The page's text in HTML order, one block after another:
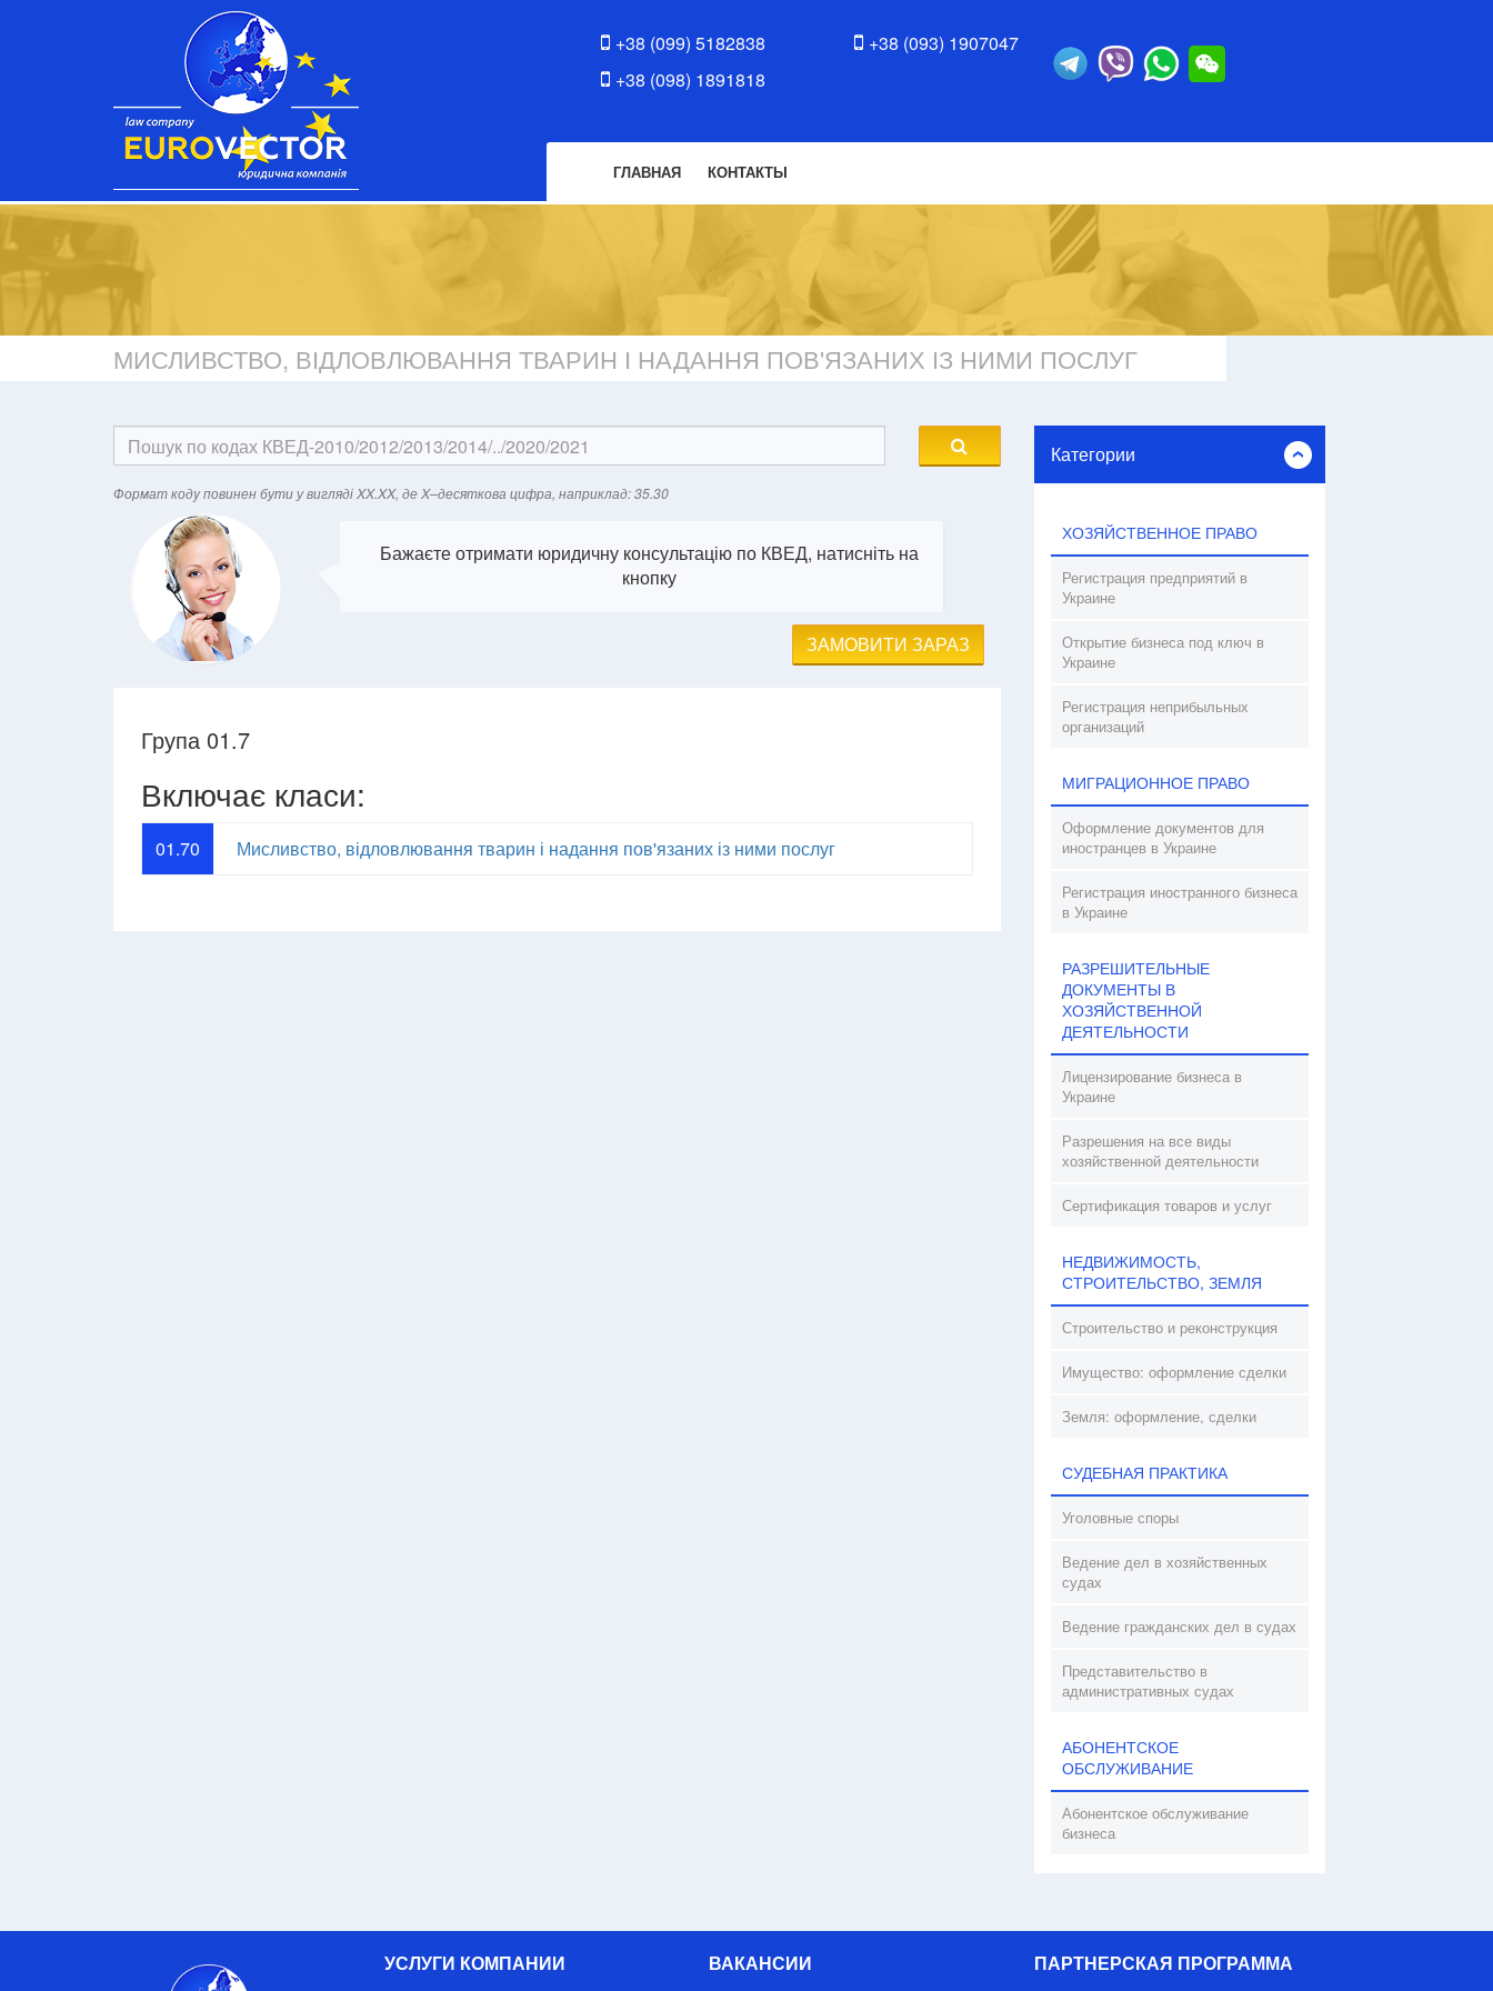
+38 (099) 5182838
+38 (098) 1891818
+38 (093) 1907047
ГЛАВНАЯ КОНТАКТЫ
МИСЛИВСТВО, ВІДЛОВЛЮВАННЯ ТВАРИН І НАДАННЯ ПОВ'ЯЗАНИХ ІЗ НИМИ ПОСЛУГ
Формат кодy повинен бути у вигляді XX.XX, де X–десяткова цифра, наприклад: 35.30
Бажаєте отримати юридичну консультацію по КВЕД, натисніть на
кнопку
ЗАМОВИТИ ЗАРАЗ
Група 01.7
Включає класи:
01.70 Мисливство, відловлювання тварин і надання пов'язаних із ними послуг
Категории
ХОЗЯЙСТВЕННОЕ ПРАВО
Регистрация предприятий в
Украине
Открытие бизнеса под ключ в
Украине
Регистрация неприбыльных
организаций
МИГРАЦИОННОЕ ПРАВО
Оформление документов для
иностранцев в Украине
Регистрация иностранного бизнеса
в Украине
РАЗРЕШИТЕЛЬНЫЕ
ДОКУМЕНТЫ В
ХОЗЯЙСТВЕННОЙ
ДЕЯТЕЛЬНОСТИ
Лицензирование бизнеса в
Украине
Разрешения на все виды
хозяйственной деятельности
Сертификация товаров и услуг
НЕДВИЖИМОСТЬ,
СТРОИТЕЛЬСТВО, ЗЕМЛЯ
Строительство и реконструкция
Имущество: оформление сделки
Земля: оформление, сделки
СУДЕБНАЯ ПРАКТИКА
Уголовные споры
Ведение дел в хозяйственных
судах
Ведение гражданских дел в судах
Представительство в
административных судах
АБОНЕНТСКОЕ
ОБСЛУЖИВАНИЕ
Абонентское обслуживание
бизнеса
УСЛУГИ КОМПАНИИ ВАКАНСИИ ПАРТНЕРСКАЯ ПРОГРАММА